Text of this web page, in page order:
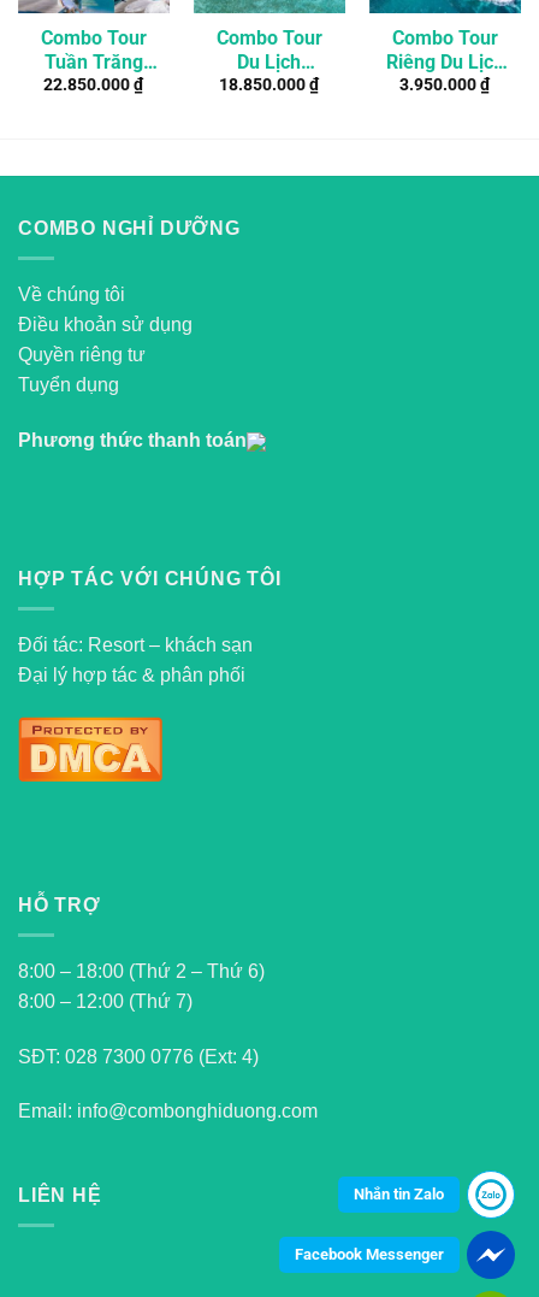
Combo Tour
Tuần Trăng
Mật Maldives
22.850.000₫
Combo Tour
Du Lịch
Maldives 4
Adaaran Club
18.850.000₫
Combo Tour
Riêng Du Lịch
Nusa Penida 2
3.950.000₫
COMBO NGHỈ DƯỠNG
Về chúng tôi
Điều khoản sử dụng
Quyền riêng tư
Tuyển dụng
Phương thức thanh toán
HỢP TÁC VỚI CHÚNG TÔI
Đối tác: Resort – khách sạn
Đại lý hợp tác & phân phối
HỖ TRỢ
8:00 – 18:00 (Thứ 2 – Thứ 6)
8:00 – 12:00 (Thứ 7)
SĐT: 028 7300 0776 (Ext: 4)
Email: info@combonghiduong.com
LIÊN HỆ Nhắn tin Zalo
Facebook Messenger